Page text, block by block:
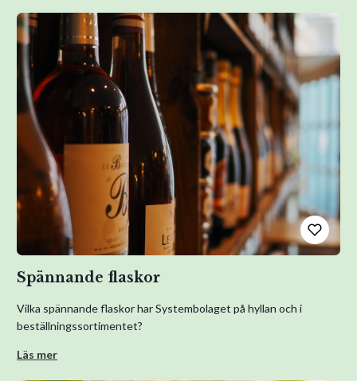
Spännande flaskor
Vilka spännande flaskor har Systembolaget på hyllan och i
beställningssortimentet?
Läs mer